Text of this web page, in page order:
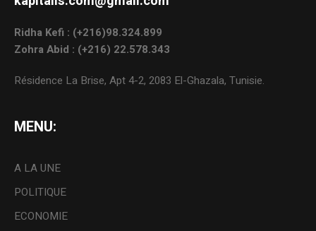
Ridha Kefi : (+216)98.324.899
Zohra Abid : (+216) 22.578.343
Résidence La Brise, Apt 4-2, 2083 El-Ghazala, Tunisie.
MENU:
A LA UNE
POLITIQUE
ECONOMIE